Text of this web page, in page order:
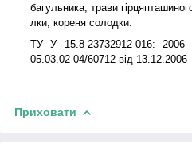
багульника трави гірця
лки кореня солодки.
ТУ У 15.8-23732912-016:
05.03.02-04/60712 від 13.12.2006
Приховати